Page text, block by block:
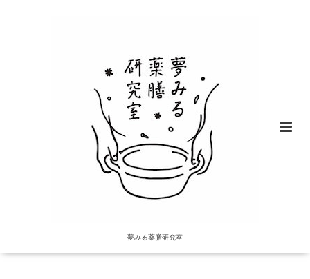
夢みる薬膳研究室